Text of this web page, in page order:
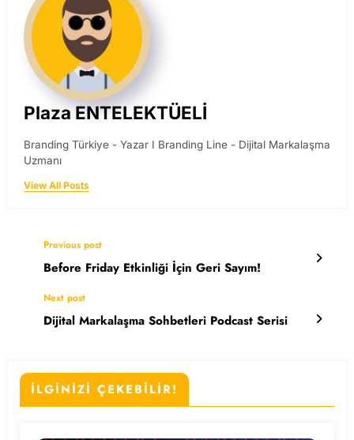
Plaza ENTELEKTÜELİ
Branding Türkiye - Yazar I Branding Line - Dijital Markalaşma
Uzmanı
View All Posts
Previous post
Before Friday Etkinliği İçin Geri Sayım!
Next post
Dijital Markalaşma Sohbetleri Podcast Serisi
İLGİNİZİ ÇEKEBİLİR!